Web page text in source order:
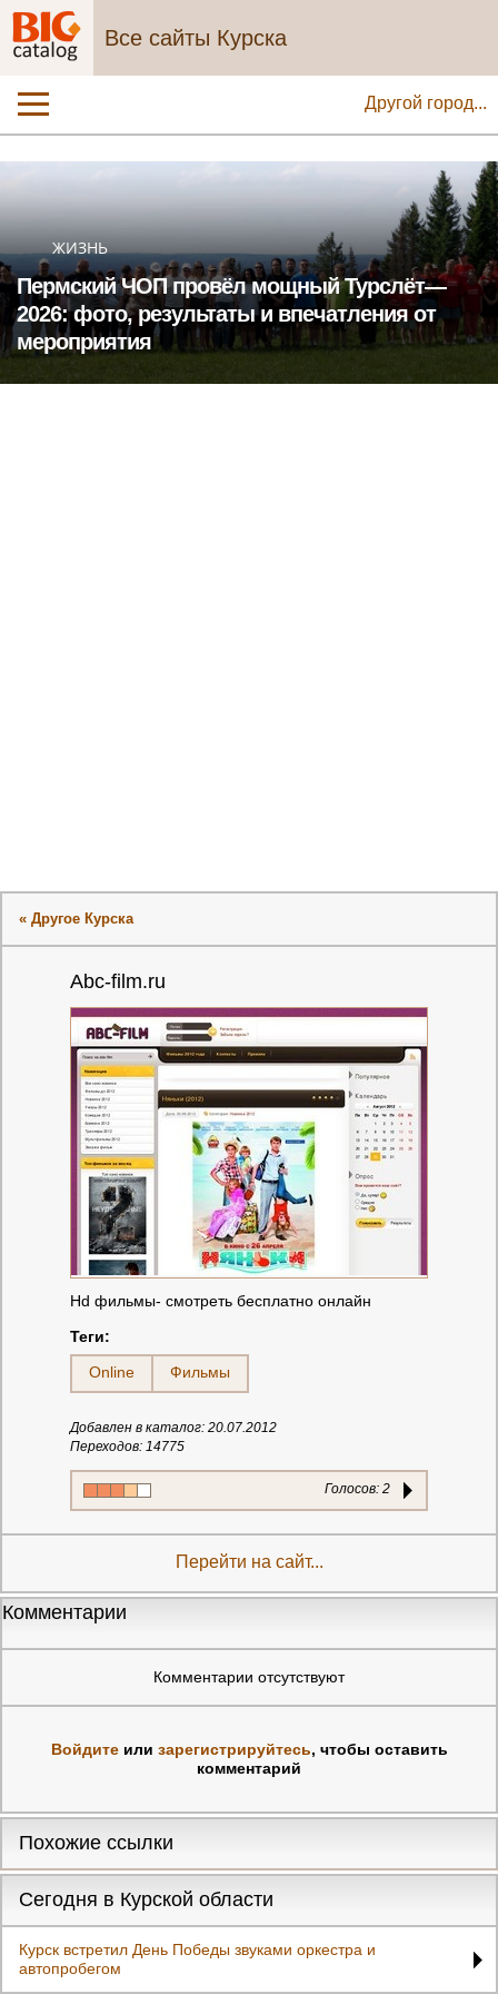
Все сайты Курска
Другой город...
ЖИЗНЬ
Пермский ЧОП провёл мощный Турслёт—
2026: фото, результаты и впечатления от
мероприятия
« Другое Курска
Abc-film.ru
Hd фильмы- смотреть бесплатно онлайн
Теги:
Online
Фильмы
Добавлен в каталог: 20.07.2012
Переходов: 14775
Голосов: 2
Перейти на сайт...
Комментарии
Комментарии отсутствуют
Войдитеили зарегистрируйтесь, чтобы оставить
комментарий
Похожие ссылки
Сегодня в Курской области
Курск встретил День Победы звуками оркестра и
автопробегом